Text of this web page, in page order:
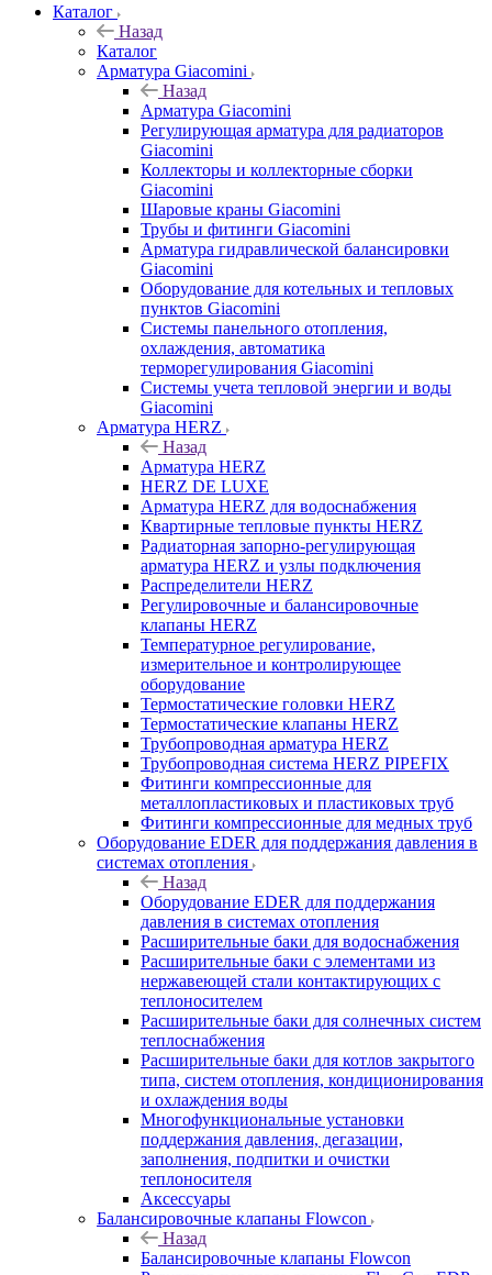
Каталог
Назад
Каталог
Арматура Giacomini
Назад
Арматура Giacomini
Регулирующая арматура для радиаторов
Giacomini
Коллекторы и коллекторные сборки
Giacomini
Шаровые краны Giacomini
Трубы и фитинги Giacomini
Арматура гидравлической балансировки
Giacomini
Оборудование для котельных и тепловых
пунктов Giacomini
Системы панельного отопления,
охлаждения, автоматика
терморегулирования Giacomini
Системы учета тепловой энергии и воды
Giacomini
Арматура HERZ
Назад
Арматура HERZ
HERZ DE LUXE
Арматура HERZ для водоснабжения
Квартирные тепловые пункты HERZ
Радиаторная запорно-регулирующая
арматура HERZ и узлы подключения
Распределители HERZ
Регулировочные и балансировочные
клапаны HERZ
Температурное регулирование,
измерительное и контролирующее
оборудование
Термостатические головки HERZ
Термостатические клапаны HERZ
Трубопроводная арматура HERZ
Трубопроводная система HERZ PIPEFIX
Фитинги компрессионные для
металлопластиковых и пластиковых труб
Фитинги компрессионные для медных труб
Оборудование EDER для поддержания давления в
системах отопления
Назад
Оборудование EDER для поддержания
давления в системах отопления
Расширительные баки для водоснабжения
Расширительные баки с элементами из
нержавеющей стали контактирующих с
теплоносителем
Расширительные баки для солнечных систем
теплоснабжения
Расширительные баки для котлов закрытого
типа, систем отопления, кондиционирования
и охлаждения воды
Многофункциональные установки
поддержания давления, дегазации,
заполнения, подпитки и очистки
теплоносителя
Аксессуары
Балансировочные клапаны Flowcon
Назад
Балансировочные клапаны Flowcon